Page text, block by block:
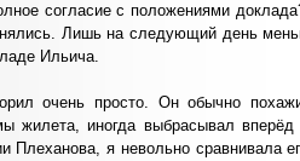
согласие с положениями
Лишь на следующий день
Ильича.
очень просто. Он обычно
жилета, иногда выбрасывал
Плеханова, я невольно сравнивала